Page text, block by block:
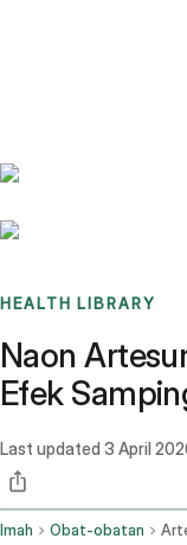
HEALTH LIBRARY
Naon
Efek
Last updated 3 April
Imah Obat-obatan